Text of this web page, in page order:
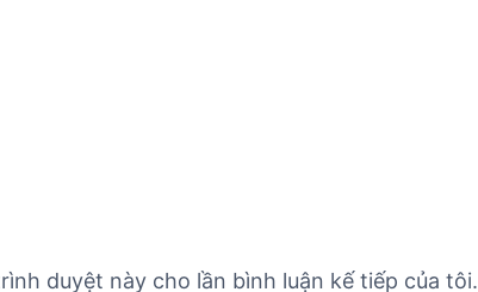
duyệt này cho lần bình luận kế tiếp của tôi.